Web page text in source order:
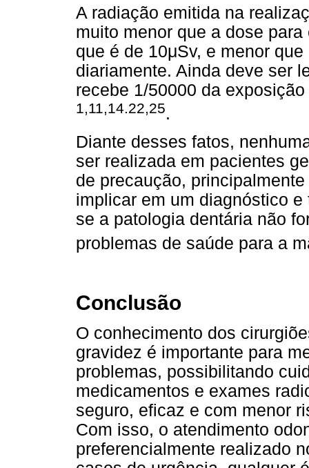
A radiação emitida na
muito menor que a dose
que é de 10μSv, e menor
diariamente. Ainda deve ser
recebe 1/50000 da
1,11,14.22,25.
Diante desses fatos,
ser realizada em pacientes
de precaução,
implicar em um diagnóstico
se a patologia dentária não
problemas de saúde para a
Conclusão
O conhecimento dos
gravidez é importante para
problemas, possibilitando
medicamentos e exames
seguro, eficaz e com menor
Com isso, o atendimento
preferencialmente realizado